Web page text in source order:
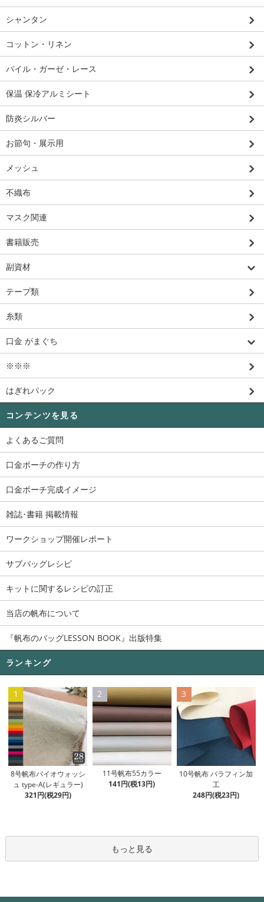
シャンタン
コットン・リネン
パイル・ガーゼ・レース
保温 保冷アルミシート
防炎シルバー
お節句・展示用
メッシュ
不織布
マスク関連
書籍販売
副資材
テープ類
糸類
口金 がまぐち
※※※
はぎれパック
コンテンツを見る
よくあるご質問
口金ポーチの作り方
口金ポーチ完成イメージ
雑誌･書籍 掲載情報
ワークショップ開催レポート
サブバッグレシピ
キットに関するレシピの訂正
当店の帆布について
『帆布のバッグLESSON BOOK』出版特集
ランキング
1
8号帆布バイオウォッシ
ュ type-A(レギュラー)
321円(税29円)
2
11号帆布55カラー
141円(税13円)
3
10号帆布 パラフィン加
工
248円(税23円)
もっと見る